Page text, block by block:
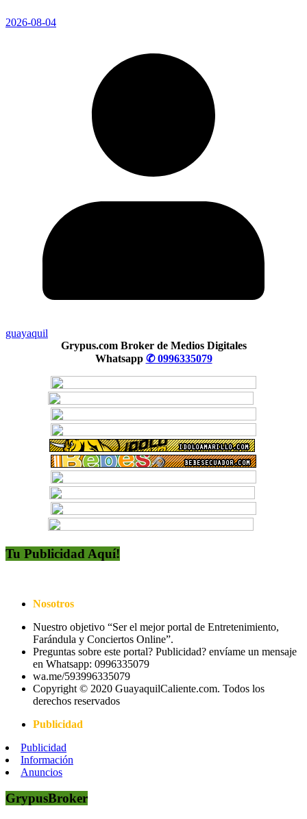
2026-08-04
guayaquil
Grypus.com Broker de Medios Digitales
Whatsapp ✆ 0996335079
Tu Publicidad Aquí!
Nosotros
Nuestro objetivo “Ser el mejor portal de Entretenimiento,
Farándula y Conciertos Online”.
Preguntas sobre este portal? Publicidad? envíame un mensaje
en Whatsapp: 0996335079
wa.me/593996335079
Copyright © 2020 GuayaquilCaliente.com. Todos los
derechos reservados
Publicidad
Publicidad
Información
Anuncios
GrypusBroker